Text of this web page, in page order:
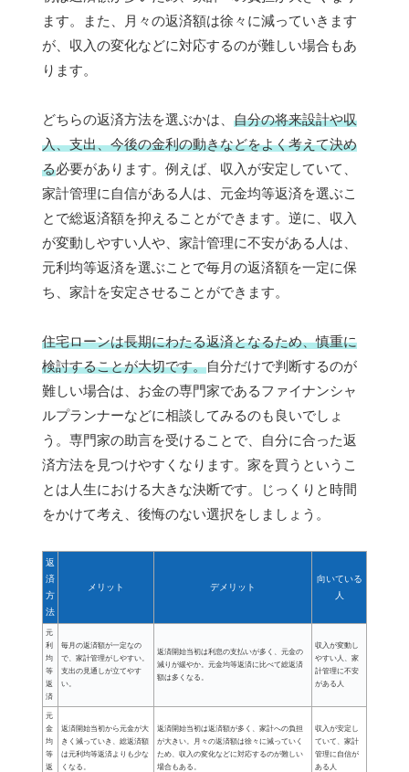
ます。また、月々の返済額は徐々に減っていきます
が、収入の変化などに対応するのが難しい場合もあ
ります。
どちらの返済方法を選ぶかは、 自分の将来設計や収
入、支出、今後の金利の動きなどをよく考えて決め
る必要があります。例えば、収入が安定していて、
家計管理に自信がある人は、元金均等返済を選ぶこ
とで総返済額を抑えることができます。逆に、収入
が変動しやすい人や、家計管理に不安がある人は、
元利均等返済を選ぶことで毎月の返済額を一定に保
ち、家計を安定させることができます。
住宅ローンは長期にわたる返済となるため、慎重に
検討することが大切です。自分だけで判断するのが
難しい場合は、お金の専門家であるファイナンシャ
ルプランナーなどに相談してみるのも良いでしょ
う。専門家の助言を受けることで、自分に合った返
済方法を見つけやすくなります。家を買うというこ
とは人生における大きな決断です。じっくりと時間
をかけて考え、後悔のない選択をしましょう。
返
済
方
法
メリット デメリット
向いている
人
元
利
均
等
返
済
毎月の返済額が一定なの
で、家計管理がしやすい。
支出の見通しが立てやす
い。
返済開始当初は利息の支払いが多く、元金の
減りが緩やか。元金均等返済に比べて総返済
額は多くなる。
収入が変動し
やすい人、家
計管理に不安
がある人
元
金
均
等
返
返済開始当初から元金が大
きく減っていき、総返済額
は元利均等返済よりも少な
くなる。
返済開始当初は返済額が多く、家計への負担
が大きい。月々の返済額は徐々に減っていく
ため、収入の変化などに対応するのが難しい
場合もある。
収入が安定し
ていて、家計
管理に自信が
ある人